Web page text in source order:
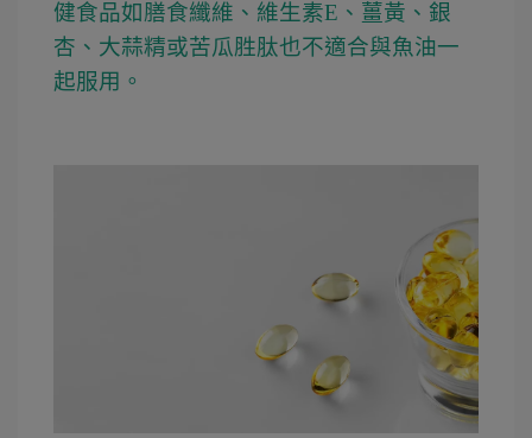
健食品如膳食纖維、維生素E、薑黃、銀
杏、大蒜精或苦瓜胜肽也不適合與魚油一
起服用。